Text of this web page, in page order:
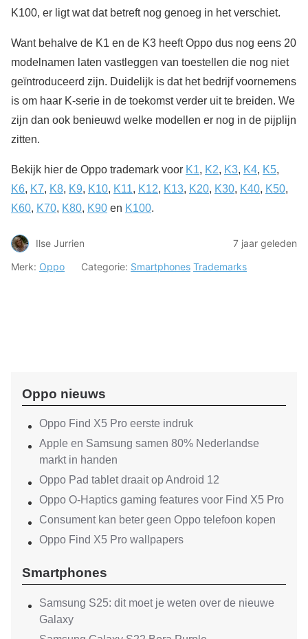
K100, er ligt wat dat betreft nog genoeg in het verschiet.
Want behalve de K1 en de K3 heeft Oppo dus nog eens 20
modelnamen laten vastleggen van toestellen die nog niet
geïntroduceerd zijn. Duidelijk is dat het bedrijf voornemens
is om haar K-serie in de toekomst verder uit te breiden. We
zijn dan ook benieuwd welke modellen er nog in de pijplijn
zitten.
Bekijk hier de Oppo trademark voor K1, K2, K3, K4, K5,
K6, K7, K8, K9, K10, K11, K12, K13, K20, K30, K40, K50,
K60, K70, K80, K90 en K100.
Ilse Jurrien
7 jaar geleden
Merk: Oppo Categorie: Smartphones Trademarks
Oppo nieuws
Oppo Find X5 Pro eerste indruk
Apple en Samsung samen 80% Nederlandse
markt in handen
Oppo Pad tablet draait op Android 12
Oppo O-Haptics gaming features voor Find X5 Pro
Consument kan beter geen Oppo telefoon kopen
Oppo Find X5 Pro wallpapers
Smartphones
Samsung S25: dit moet je weten over de nieuwe
Galaxy